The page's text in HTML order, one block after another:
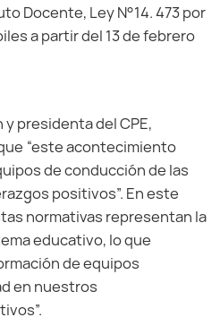
Docente, Ley N°14. 473 por
a partir del 13 de febrero
presidenta del CPE,
“este acontecimiento
de conducción de las
positivos”. En este
normativas representan la
educativo, lo que
de equipos
en nuestros